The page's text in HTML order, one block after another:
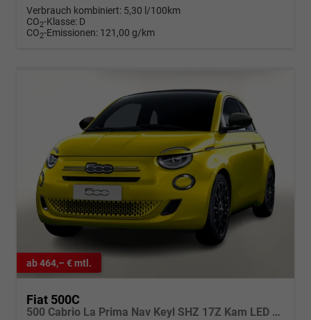
Verbrauch kombiniert: 5,30 l/100km
CO2-Klasse: D
CO2-Emissionen: 121,00 g/km
ab 464,– € mtl.
Fiat 500C
500 Cabrio La Prima Nav Keyl SHZ 17Z Kam LED Car